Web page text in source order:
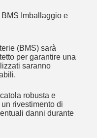
Imballaggio e
(BMS) sarà
per garantire una
saranno
robusta e
rivestimento di
danni durante